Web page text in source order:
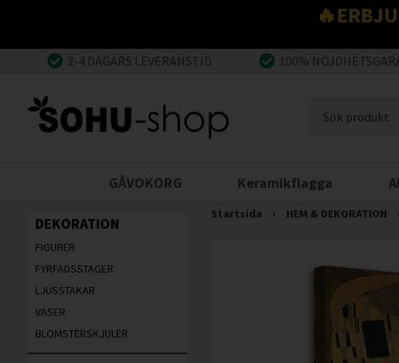
2-4 DAGARS LEVERANSTID
100%
GÅVOKORG Keramikflagga
DEKORATION
FIGURER
FYRFADSSTAGER
LJUSSTAKAR
VASER
BLOMSTERSKJULER
Startsida › HEM & DEKORATION ›